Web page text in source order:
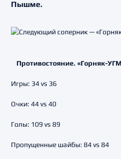
Пышме.
Противостояние. «Горняк-
Игры: 34 vs 36
Очки: 44 vs 40
Голы: 109 vs 89
Пропущенные шайбы: 84 vs 84